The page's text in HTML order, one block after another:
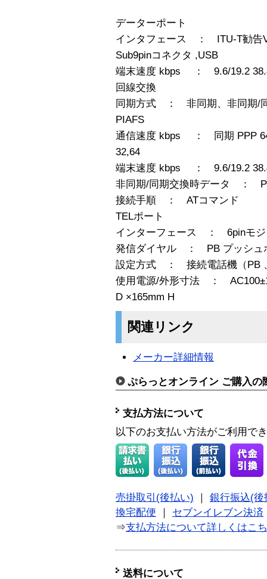
データーポート
インタフェース ： ITU-T勧告
Sub9pinコネクタ ,USB
端末速度 kbps ： 9.6/19.2
回線交換
同期方式 ： 非同期、非同期/
PIAFS
通信速度 kbps ： 同期 PPP
32,64
端末速度 kbps ： 9.6/19.2
非同期/同期交換時データ ：
接続手順 ： ATコマンド
TELポート
インターフェース ： 6pinモジ
発信ダイヤル ： PB プッシュ
設定方式 ： 接続電話機（PB
使用電源/外形寸法 ：
D ×165mm H
関連リンク
メーカー詳細情報
ぷらっとオンライン ご購入の
支払方法について
以下のお支払い方法がご利用で
売掛取引(後払い)
銀行振込(後
換宅配便
セブンイレブン決済
⇒支払方法について詳しくはこ
送料について